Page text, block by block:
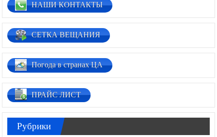
НАШИ КОНТАКТЫ
СЕТКА ВЕЩАНИЯ
Погода в странах ЦА
ПРАЙС ЛИСТ
Рубрики